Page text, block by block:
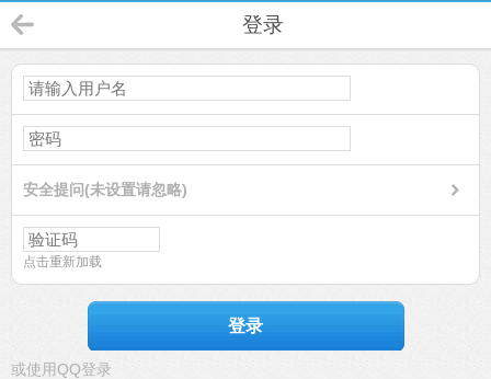
登录
安全提问(未设置请忽略)
点击重新加载
登录
或使用QQ登录